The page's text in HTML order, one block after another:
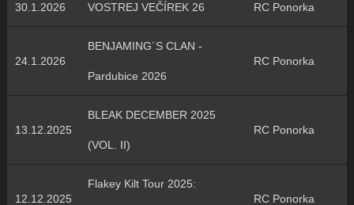
30.1.2026 VOSTREJ VEČÍREK 26 RC Ponorka
24.1.2026
BENJAMING´S CLAN -
Pardubice 2026
RC Ponorka
13.12.2025
BLEAK DECEMBER 2025
(VOL. II)
RC Ponorka
12.12.2025
Flakey Kilt Tour 2025:
RC Ponorka